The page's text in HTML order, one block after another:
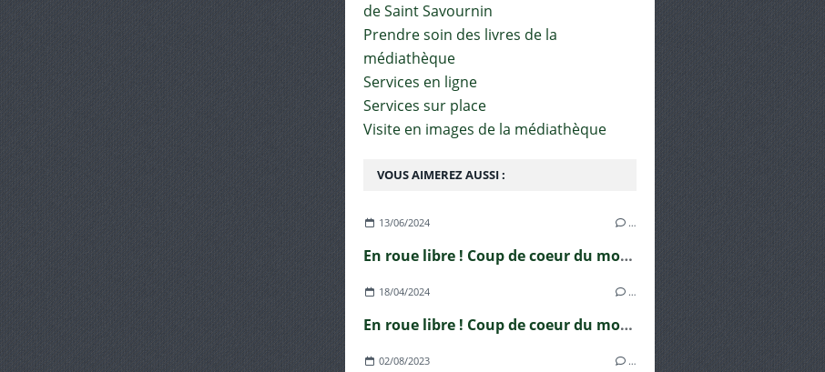
VOUS AIMEREZ AUSSI :
13/06/2024 …
En roue libre ! Coup de coeur du mois de juin
18/04/2024 …
En roue libre ! Coup de coeur du mois d'avril
02/08/2023 …
de Saint Savournin
Prendre soin des livres de la
médiathèque
Services en ligne
Services sur place
Visite en images de la médiathèque